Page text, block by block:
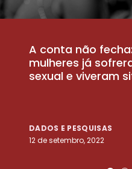
A conta não
mulheres já
sexual e viveram
DADOS E PESQUISAS
12 de setembro, 2022